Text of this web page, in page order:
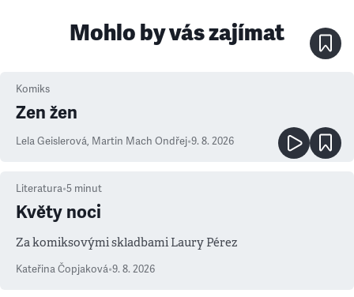
Mohlo by vás zajímat
Komiks
Zen žen
Lela Geislerová, Martin Mach Ondřej•9. 8. 2026
Literatura•5 minut
Květy noci
Za komiksovými skladbami Laury Pérez
Kateřina Čopjaková•9. 8. 2026